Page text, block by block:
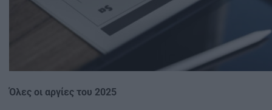
Όλες οι αργίες του 2025